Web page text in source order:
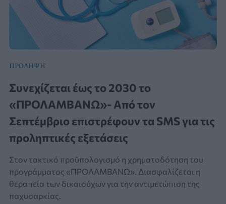
ΠΡΟΛΗΨΗ
Συνεχίζεται έως το 2030 το
«ΠΡΟΛΑΜΒΑΝΩ»- Από τον
Σεπτέμβριο επιστρέφουν τα SMS για τις
προληπτικές εξετάσεις
Στον τακτικό προϋπολογισμό η χρηματοδότηση του
προγράμματος «ΠΡΟΛΑΜΒΑΝΩ». Διασφαλίζεται η
θεραπεία των δικαιούχων για την αντιμετώπιση της
παχυσαρκίας.